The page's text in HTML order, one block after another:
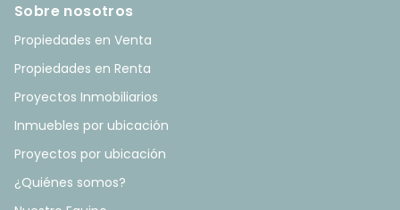
Sobre nosotros
Propiedades en Venta
Propiedades en Renta
Proyectos Inmobiliarios
Inmuebles por ubicación
Proyectos por ubicación
¿Quiénes somos?